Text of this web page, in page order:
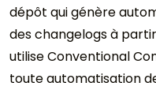
dépôt qui génère
des changelogs à
utilise Conventional
toute automatisation